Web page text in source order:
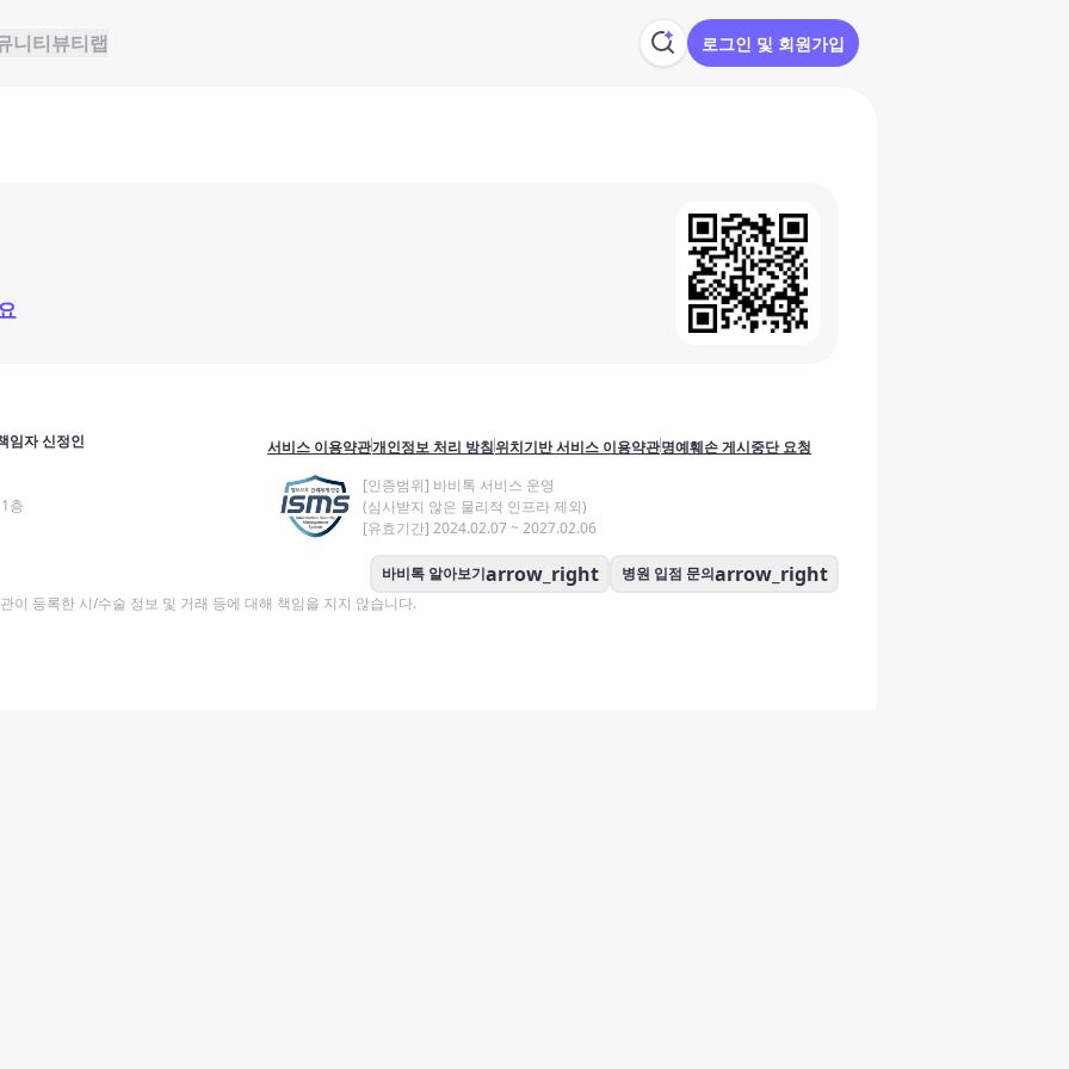
니티뷰티랩 로그인 및 회원가입
임자 신정인
층
서비스 이용약관개인정보 처리 방침위치기반 서비스 이용약관명예훼손 게시중단 요청
[인증범위] 바비톡 서비스 운영
(심사받지 않은 물리적 인프라 제외)
[유효기간] 2024.02.07 ~ 2027.02.06
바비톡 알아보기arrow_right 병원 입점 문의arrow_right
이 등록한 시/수술 정보 및 거래 등에 대해 책임을 지지 않습니다.